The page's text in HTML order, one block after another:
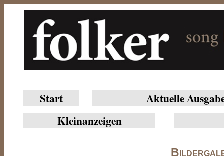
Start
Aktuelle
Klein­anzeigen